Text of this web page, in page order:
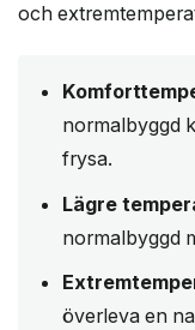
och
normalbyggd
frysa.
Lägre
normalbyggd
överleva en